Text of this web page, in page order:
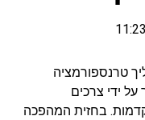
11:23
טרנספורמציה
על ידי צרכים
בחזית המהפכה